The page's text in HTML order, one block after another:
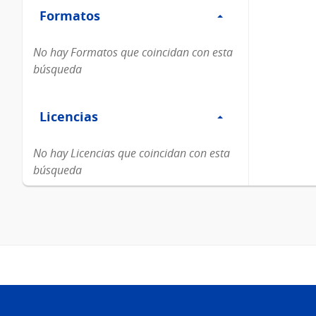
Formatos
Formatos
No hay Formatos que coincidan con esta
búsqueda
Licencias
Licencias
No hay Licencias que coincidan con esta
búsqueda